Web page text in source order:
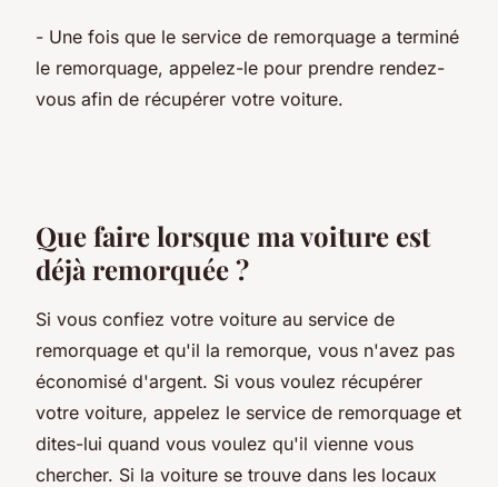
- Une fois que le service de remorquage a terminé
le remorquage, appelez-le pour prendre rendez-
vous afin de récupérer votre voiture.
Que faire lorsque ma voiture est
déjà remorquée ?
Si vous confiez votre voiture au service de
remorquage et qu'il la remorque, vous n'avez pas
économisé d'argent. Si vous voulez récupérer
votre voiture, appelez le service de remorquage et
dites-lui quand vous voulez qu'il vienne vous
chercher. Si la voiture se trouve dans les locaux